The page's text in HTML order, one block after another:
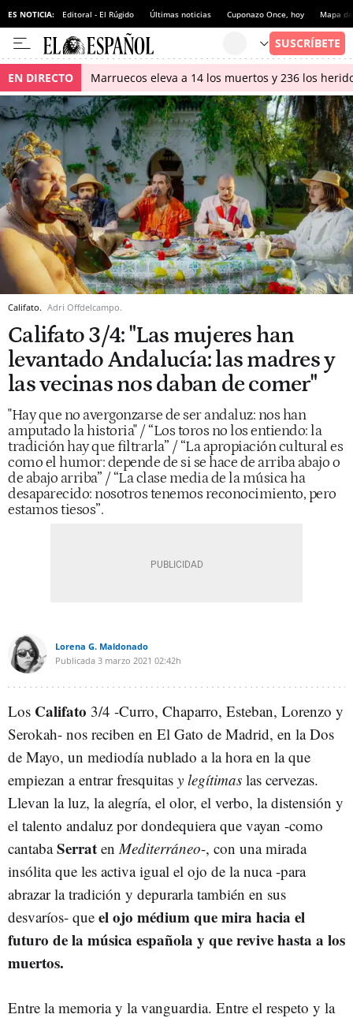
ES NOTICIA: Editoral - El Rúgido Últimas noticias Cuponazo Once, hoy Mapa
EN DIRECTO Marruecos eleva a 14 los muertos y 236 los
Califato. Adri Offdelcampo.
Califato 3/4: "Las mujeres han
levantado Andalucía: las madres y
las vecinas nos daban de comer"
"Hay que no avergonzarse de ser andaluz: nos han
amputado la historia" / “Los toros no los entiendo: la
tradición hay que filtrarla” / “La apropiación cultural es
como el humor: depende de si se hace de arriba abajo o
de abajo arriba” / “La clase media de la música ha
desaparecido: nosotros tenemos reconocimiento, pero
estamos tiesos”.
Lorena G. Maldonado
Publicada 3 marzo 2021 02:42h
Los Califato 3/4 -Curro, Chaparro, Esteban, Lorenzo y
Serokah- nos reciben en El Gato de Madrid, en la Dos
de Mayo, un mediodía nublado a la hora en la que
empiezan a entrar fresquitas y legítimas las cervezas.
Llevan la luz, la alegría, el olor, el verbo, la distensión y
el talento andaluz por dondequiera que vayan -como
cantabaSerrat enMediterráneo-, con una mirada
insólita que les activa igual el ojo de la nuca -para
abrazar la tradición y depurarla también en sus
desvaríos- que el ojo médium que mira hacia el
futuro de la música española y que revive hasta a los
muertos.
Entre la memoria y la vanguardia. Entre el respeto y la